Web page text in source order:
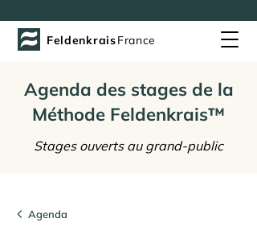
FeldenkraisFrance
Agenda des stages de la
Méthode Feldenkrais™
Stages ouverts au grand-public
Agenda